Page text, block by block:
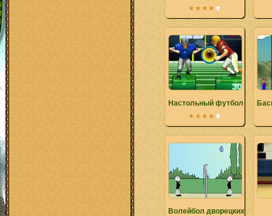
Настольный футбол
Волейбол дворецких